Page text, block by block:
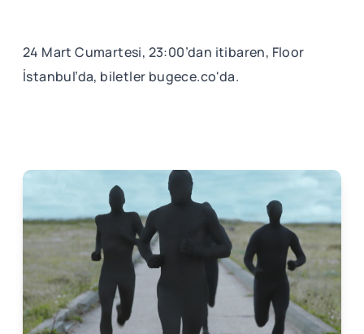
24 Mart Cumartesi, 23:00’dan itibaren, Floor
İstanbul’da, biletler bugece.co'da.